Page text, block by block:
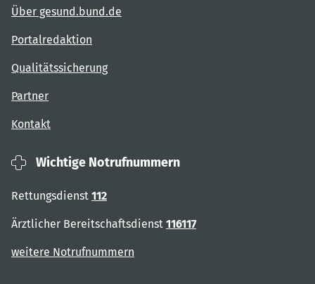
Über gesund.bund.de
Portalredaktion
Qualitätssicherung
Partner
Kontakt
Wichtige Notrufnummern
Rettungsdienst 112
Ärztlicher Bereitschaftsdienst 116117
weitere Notrufnummern